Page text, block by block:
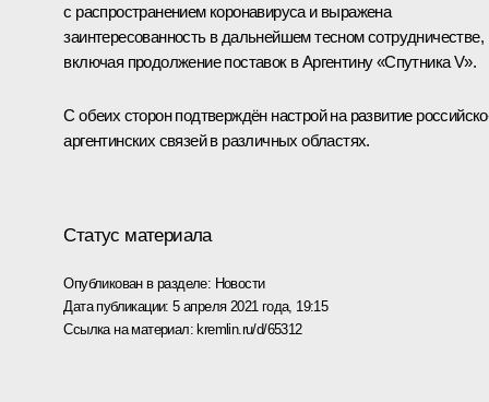
с распространением коронавируса и выражена
заинтересованность в дальнейшем тесном сотрудничестве,
включая продолжение поставок в Аргентину «Спутника V».
С обеих сторон подтверждён настрой на развитие
аргентинских связей в различных областях.
Статус материала
Опубликован в разделе: Новости
Дата публикации:5 апреля 2021 года, 19:15
Ссылка на материал: kremlin.ru/d/65312